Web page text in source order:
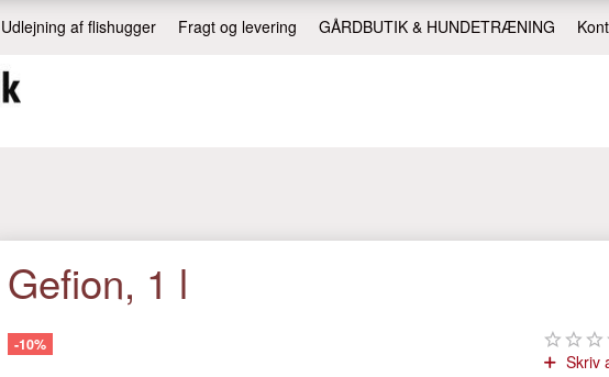
GÅRDBUTIK & HUNDETRÆNING
Fragt og levering
Udlejning af flishugger
Gefion, 1 l
-10%
Skriv